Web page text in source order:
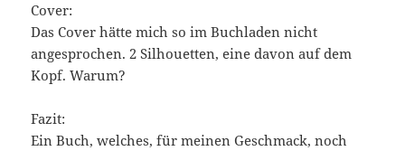
Cover:
Das Cover hätte mich so im Buchladen nicht
angesprochen. 2 Silhouetten, eine davon auf dem
Kopf. Warum?
Fazit:
Ein Buch, welches, für meinen Geschmack, noch